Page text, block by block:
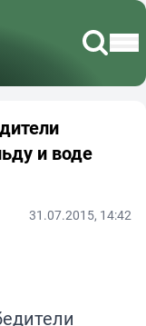
и воде
31.07.2015, 14:42